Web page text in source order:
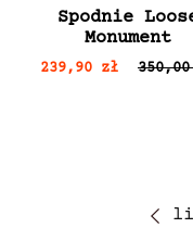
Spodnie
Monument
239,90 zł